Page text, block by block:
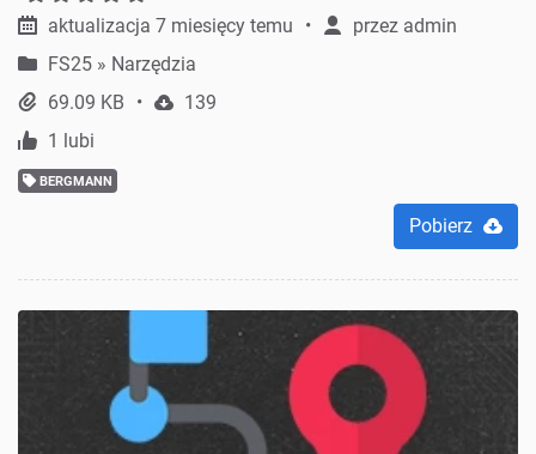
aktualizacja 7 miesięcy temu przez admin
FS25 » Narzędzia
69.09 KB
139
1 lubi
BERGMANN
Pobierz